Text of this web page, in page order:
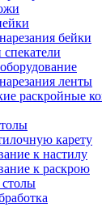
бейки
ленты
раскройные
карету
к настилу
к раскрою